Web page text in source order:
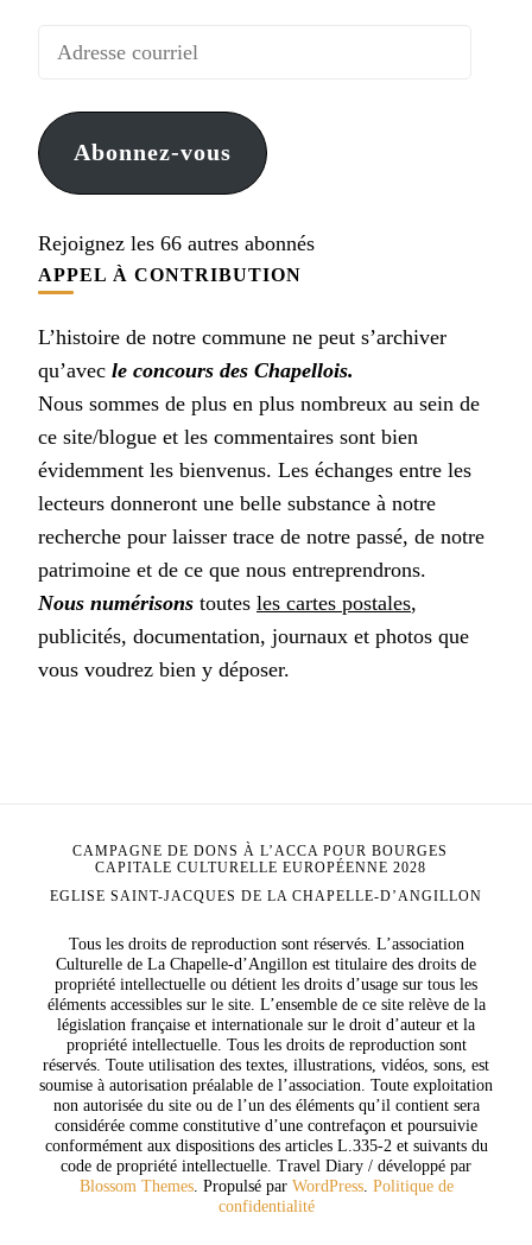
Adresse
Abonnez-vous
Rejoignez les 66 autres abonnés
APPEL À CONTRIBUTION
L’histoire de notre commune ne peut s’archiver
qu’avec le concours des Chapellois.
Nous sommes de plus en plus nombreux au sein de
ce site/blogue et les commentaires sont bien
évidemment les bienvenus. Les échanges entre les
lecteurs donneront une belle substance à notre
recherche pour laisser trace de notre passé, de notre
patrimoine et de ce que nous entreprendrons.
Nous numérisons toutes les cartes postales,
publicités, documentation, journaux et photos que
vous voudrez bien y déposer.
Tous les droits de reproduction sont réservés. L’association
Culturelle de La Chapelle-d’Angillon est titulaire des droits de
propriété intellectuelle ou détient les droits d’usage sur tous les
éléments accessibles sur le site. L’ensemble de ce site relève de la
législation française et internationale sur le droit d’auteur et la
propriété intellectuelle. Tous les droits de reproduction sont
réservés. Toute utilisation des textes, illustrations, vidéos, sons, est
soumise à autorisation préalable de l’association. Toute exploitation
non autorisée du site ou de l’un des éléments qu’il contient sera
considérée comme constitutive d’une contrefaçon et poursuivie
conformément aux dispositions des articles L.335-2 et suivants du
code de propriété intellectuelle. Travel Diary / développé par
Blossom Themes. Propulsé par WordPress. Politique de
confidentialité
CAMPAGNE DE DONS À L’ACCA POUR BOURGES
CAPITALE CULTURELLE EUROPÉENNE 2028
EGLISE SAINT-JACQUES DE LA CHAPELLE-D’ANGILLON